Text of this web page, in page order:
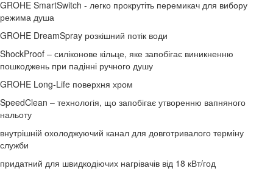
GROHE SmartSwitch - легко прокрутіть перемикач для вибору
режима душа
GROHE DreamSpray розкішний потік води
ShockProof – силіконове кільце, яке запобігає виникненню
пошкоджень при падінні ручного душу
GROHE Long-Life поверхня хром
SpeedClean – технологія, що запобігає утворенню вапняного
нальоту
внутрішній охолоджуючий канал для довготривалого терміну
служби
придатний для швидкодіючих нагрівачів від 18 кВт/год